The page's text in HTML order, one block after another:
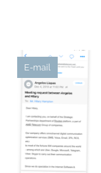
E-mail